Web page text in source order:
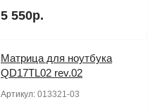
5 550р.
Матрица для ноутбука
QD17TL02 rev.02
Артикул: 013321-03